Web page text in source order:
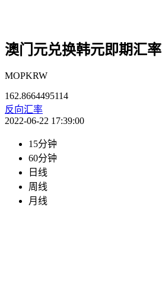
澳门元兑换韩元即期汇率
MOPKRW
162.8664495114
反向汇率
2022-06-22 17:39:00
15分钟
60分钟
日线
周线
月线